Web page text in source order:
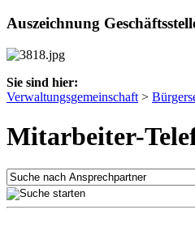
Auszeichnung
Sie sind hier:
Verwaltungsgemeinschaft >
Mitarbeiter-